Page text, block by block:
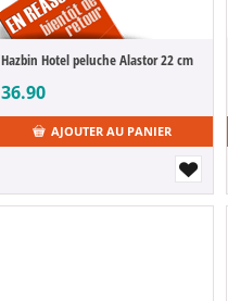
Hazbin Hotel peluche Alastor 22 cm
36.90
AJOUTER AU PANIER